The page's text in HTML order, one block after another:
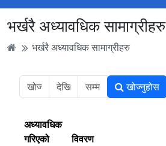
भर्खरै अध्यावधिक सामाग्रीहरु
भर्खरै अध्यावधिक सामाग्रीहरु
खोज्नुहोस
अध्यावधिक
गरिएको
विवरण